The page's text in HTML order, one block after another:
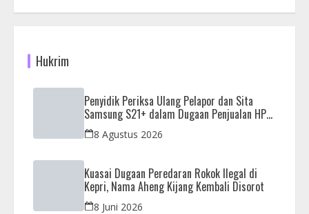
Hukrim
Penyidik Periksa Ulang Pelapor dan Sita
Samsung S21+ dalam Dugaan Penjualan HP
Ilegal di Nagoya Hill
8 Agustus 2026
Kuasai Dugaan Peredaran Rokok Ilegal di
Kepri, Nama Aheng Kijang Kembali Disorot
8 Juni 2026